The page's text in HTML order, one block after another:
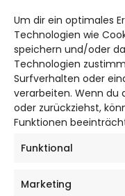
Um dir ein optimales
Technologien wie
speichern und/oder
Technologien
Surfverhalten oder
verarbeiten. Wenn du
oder zurückziehst,
Funktionen
Funktional
Marketing
Bruchtorwall 12
38100 Braunschweig
Telefon: 0531
DAS
SALZGITTER
Impressum
Cookie Richtlinie